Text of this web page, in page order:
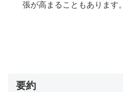
張が高まることもあります。
要約